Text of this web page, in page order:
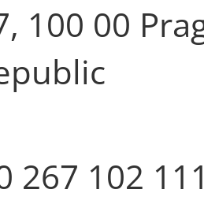
100 00
267 102